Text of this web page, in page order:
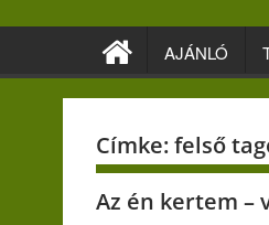
AJÁNLÓ
Címke:felső
Az én kertem –